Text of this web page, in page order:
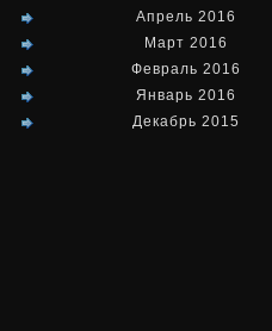
Апрель 2016
Март 2016
Февраль 2016
Январь 2016
Декабрь 2015